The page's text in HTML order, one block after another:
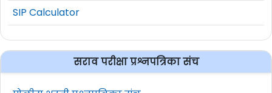
SIP Calculator
सराव परीक्षा प्रश्नपत्रिका संच